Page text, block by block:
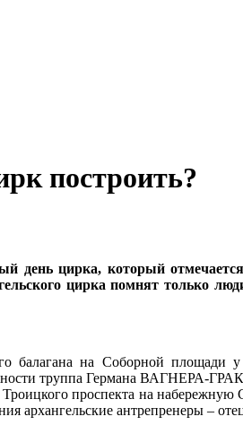
построить?
день цирка, который
цирка помнят только
балагана на Соборной площади
труппа Германа ВАГНЕРА-
проспекта на
архангельские антрепренеры –